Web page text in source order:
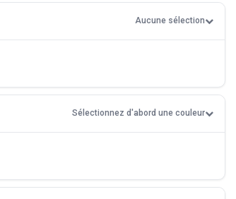
Aucune sélection
Sélectionnez d'abord une couleur